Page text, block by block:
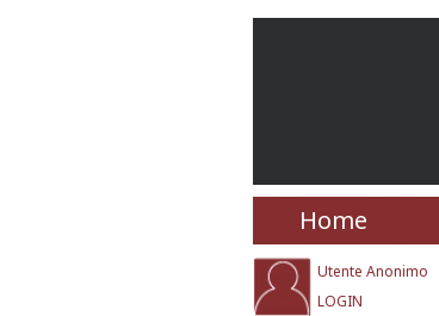
Home
Utente Anonimo
LOGIN